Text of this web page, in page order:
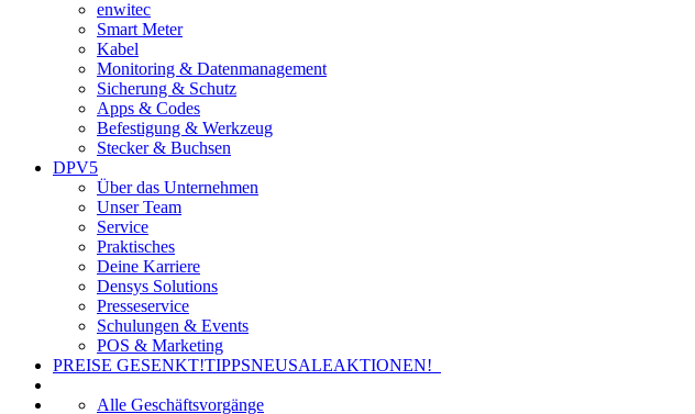
enwitec
Smart Meter
Kabel
Monitoring & Datenmanagement
Sicherung & Schutz
Apps & Codes
Befestigung & Werkzeug
Stecker & Buchsen
DPV5
Über das Unternehmen
Unser Team
Service
Praktisches
Deine Karriere
Densys Solutions
Presseservice
Schulungen & Events
POS & Marketing
PREISE GESENKT!TIPPSNEUSALEAKTIONEN!
Alle Geschäftsvorgänge